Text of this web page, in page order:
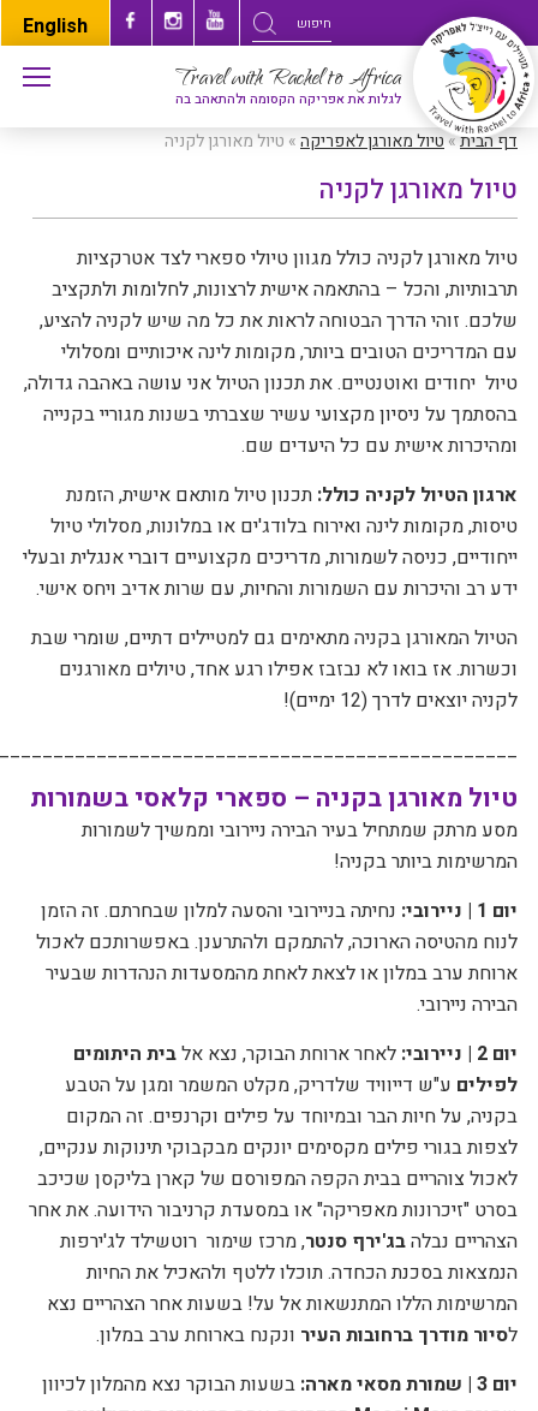
English
Travel with Rachel to Africa
לגלות את אפריקה הקסומה ולהתאהב בה
דף הבית»טיול מאורגן לאפריקה» טיול מאורגן לקניה
טיול מאורגן לקניה
טיול מאורגן לקניה כולל מגוון טיולי ספארי לצד אטרקציות
תרבותיות, והכל – בהתאמה אישית לרצונות, לחלומות ולתקציב
שלכם. זוהי הדרך הבטוחה לראות את כל מה שיש לקניה להציע,
עם המדריכים הטובים ביותר, מקומות לינה איכותיים ומסלולי
טיול יחודים ואוטנטיים. את תכנון הטיול אני עושה באהבה גדולה,
בהסתמך על ניסיון מקצועי עשיר שצברתי בשנות מגוריי בקנייה
ומהיכרות אישית עם כל היעדים שם.
ארגון הטיול לקניה כולל: תכנון טיול מותאם אישית, הזמנת
טיסות, מקומות לינה ואירוח בלודג'ים או במלונות, מסלולי טיול
ייחודיים, כניסה לשמורות, מדריכים מקצועיים דוברי אנגלית ובעלי
ידע רב והיכרות עם השמורות והחיות, עם שרות אדיב ויחס אישי.
הטיול המאורגן בקניה מתאימים גם למטיילים דתיים, שומרי שבת
וכשרות. אז בואו לא נבזבז אפילו רגע אחד, טיולים מאורגנים
לקניה יוצאים לדרך (12 ימיים)!
טיול מאורגן בקניה – ספארי קלאסי בשמורות
מסע מרתק שמתחיל בעיר הבירה ניירובי וממשיך לשמורות
המרשימות ביותר בקניה!
יום 1 | ניירובי:
נחיתה בניירובי והסעה למלון שבחרתם. זה הזמן
לנוח מהטיסה הארוכה, להתמקם ולהתרענן. באפשרותכם לאכול
ארוחת ערב במלון או לצאת לאחת מהמסעדות הנהדרות שבעיר
הבירה ניירובי.
יום 2 | ניירובי:
לאחר ארוחת הבוקר, נצא אלבית היתומים
לפילים ע"ש דייוויד שלדריק, מקלט המשמר ומגן על הטבע
בקניה, על חיות הבר ובמיוחד על פילים וקרנפים. זה המקום
לצפות בגורי פילים מקסימים יונקים מבקבוקי תינוקות ענקיים,
לאכול צוהריים בבית הקפה המפורסם של קארן בליקסן שכיכב
בסרט "זיכרונות מאפריקה" או במסעדת קרניבור הידועה. את אחר
הצהריים נבלהבג'ירף סנטר, מרכז שימור רוטשילד לג'ירפות
הנמצאות בסכנת הכחדה. תוכלו ללטף ולהאכיל את החיות
המרשימות הללו המתנשאות אל על! בשעות אחר הצהריים נצא
לסיור מודרך ברחובות העיר ונקנח בארוחת ערב במלון.
יום 3 | שמורת מסאי מארה:
בשעות הבוקר נצא מהמלון לכיוון